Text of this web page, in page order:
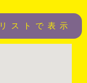
リストで表示